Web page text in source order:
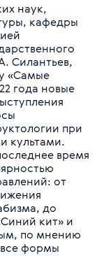
наук,
кафедры
Силантьев,
«Самые
года новые
при
культами.
время
от
до
кит» и
по мнению
формы